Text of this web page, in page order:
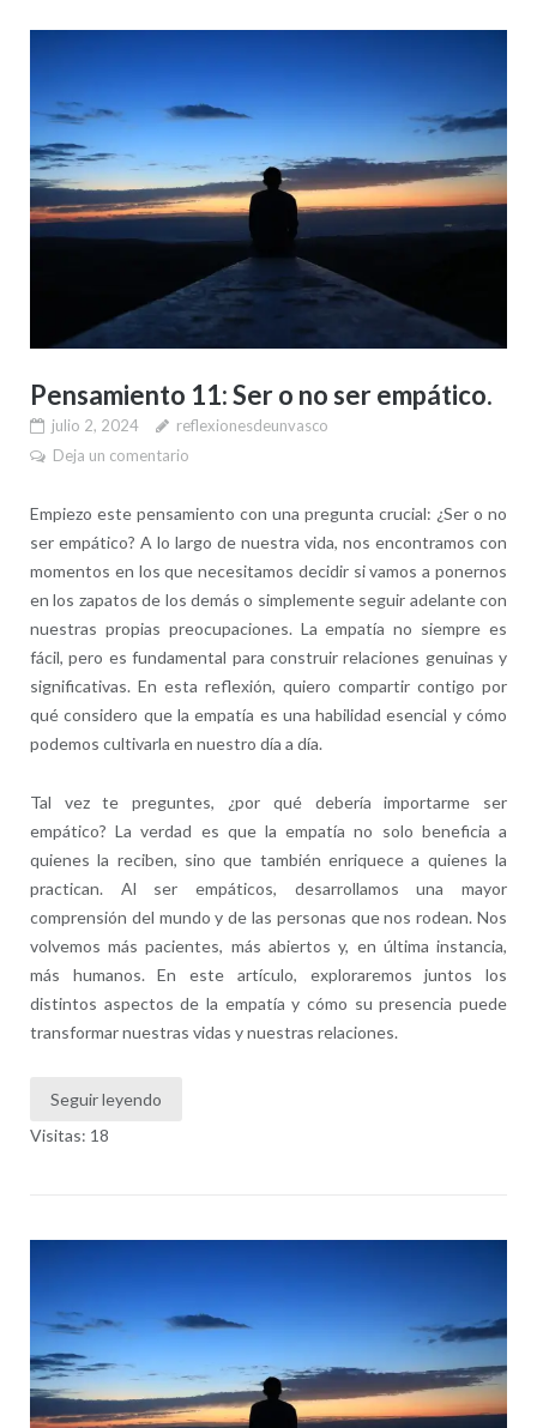
Pensamiento 11: Ser o no ser empático.
julio 2, 2024
reflexionesdeunvasco
Deja un comentario
Empiezo este pensamiento con una pregunta crucial: ¿Ser o no
ser empático? A lo largo de nuestra vida, nos encontramos con
momentos en los que necesitamos decidir si vamos a ponernos
en los zapatos de los demás o simplemente seguir adelante con
nuestras propias preocupaciones. La empatía no siempre es
fácil, pero es fundamental para construir relaciones genuinas y
significativas. En esta reflexión, quiero compartir contigo por
qué considero que la empatía es una habilidad esencial y cómo
podemos cultivarla en nuestro día a día.
Tal vez te preguntes, ¿por qué debería importarme ser
empático? La verdad es que la empatía no solo beneficia a
quienes la reciben, sino que también enriquece a quienes la
practican. Al ser empáticos, desarrollamos una mayor
comprensión del mundo y de las personas que nos rodean. Nos
volvemos más pacientes, más abiertos y, en última instancia,
más humanos. En este artículo, exploraremos juntos los
distintos aspectos de la empatía y cómo su presencia puede
transformar nuestras vidas y nuestras relaciones.
Seguir leyendo
Visitas: 18